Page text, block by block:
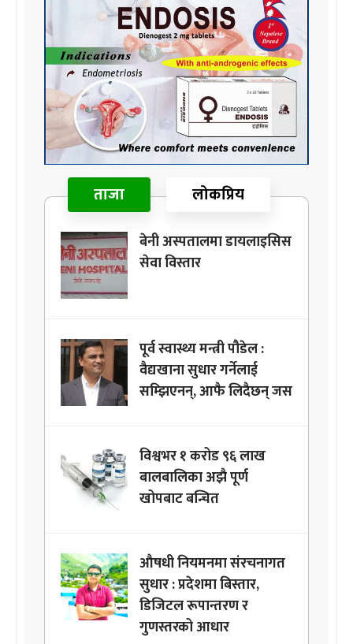
ताजा लोकप्रिय
बेनी अस्पतालमा डायलाइसिस
सेवा विस्तार
पूर्व स्वास्थ्य मन्त्री पौडेल :
वैद्यखाना सुधार गर्नेलाई
सम्झिएनन्, आफै लिदैछन् जस
विश्वभर १ करोड ९६ लाख
बालबालिका अझै पूर्ण
खोपबाट बन्चित
औषधी नियमनमा संरचनागत
सुधार : प्रदेशमा बिस्तार,
डिजिटल रूपान्तरण र
गुणस्तरको आधार